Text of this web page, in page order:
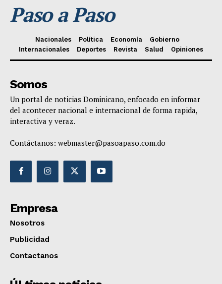
Paso a Paso
Nacionales Política Economía
Gobierno
Internacionales
Deportes Revista Salud Opiniones
Somos
Un portal de noticias Dominicano, enfocado en informar
del acontecer nacional e internacional de forma rapida,
interactiva y veraz.
Contáctanos: webmaster@pasoapaso.com.do
Empresa
Nosotros
Publicidad
Contactanos